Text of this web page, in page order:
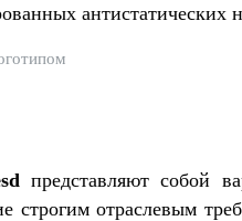
представляют собой
строгим отраслевым